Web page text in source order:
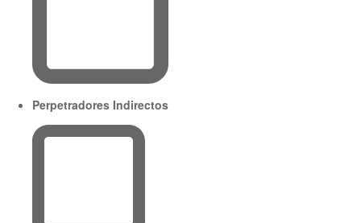
Perpetradores Indirectos